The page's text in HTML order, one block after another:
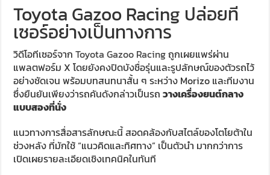
Toyota Gazoo Racing ปล่อยที
เซอร์อย่างเป็นทางการ
วิดีโอทีเซอร์จากToyota Gazoo Racingถูกเผยแพร่ผ่าน
แพลตฟอร์ม X โดยยังคงปิดบังชื่อรุ่นและรูปลักษณ์ของตัวรถไว้
อย่างชัดเจน พร้อมบทสนทนาสั้น ๆ ระหว่าง Morizo และทีมงาน
ซึ่งยืนยันเพียงว่ารถคันดังกล่าวเป็นรถวางเครื่องยนต์กลาง
แบบสองที่นั่ง
แนวทางการสื่อสารลักษณะนี้ สอดคล้องกับสไตล์ของโตโยต้าใน
ช่วงหลัง ที่มักใช้ “แนวคิดและทิศทาง” เป็นตัวนำ มากกว่าการ
เปิดเผยรายละเอียดเชิงเทคนิคในทันที